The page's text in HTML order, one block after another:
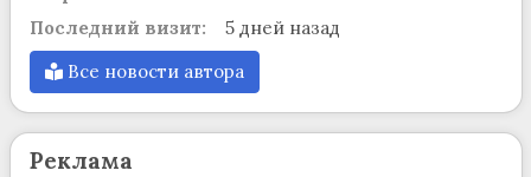
Последний визит:
5 дней назад
Все новости автора
Реклама